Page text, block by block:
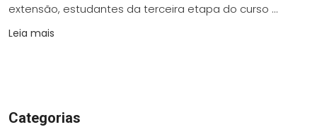
extensão, estudantes da terceira etapa do curso ...
Leia mais
Categorias